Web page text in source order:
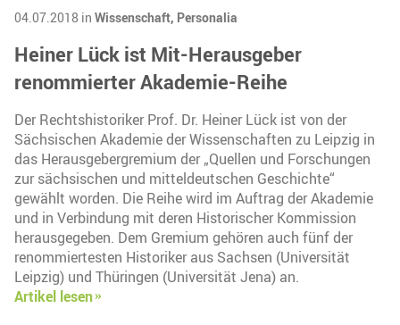
04.07.2018 in Wissenschaft, Personalia
Heiner Lück ist Mit-Herausgeber
renommierter Akademie-Reihe
Der Rechtshistoriker Prof. Dr. Heiner Lück ist von der
Sächsischen Akademie der Wissenschaften zu Leipzig in
das Herausgebergremium der „Quellen und Forschungen
zur sächsischen und mitteldeutschen Geschichte“
gewählt worden. Die Reihe wird im Auftrag der Akademie
und in Verbindung mit deren Historischer Kommission
herausgegeben. Dem Gremium gehören auch fünf der
renommiertesten Historiker aus Sachsen (Universität
Leipzig) und Thüringen (Universität Jena) an.
Artikel lesen